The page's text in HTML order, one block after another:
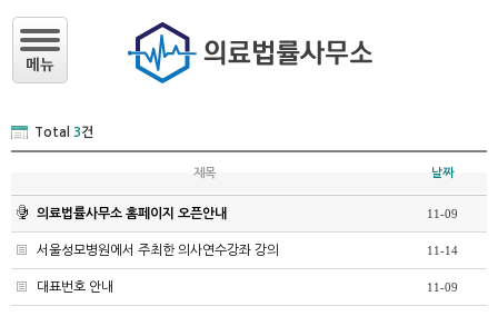
Total 3건
제목 날짜
의료법률사무소 홈페이지 오픈안내 11-09
서울성모병원에서 주최한 의사연수강좌 강의 11-14
대표번호 안내 11-09